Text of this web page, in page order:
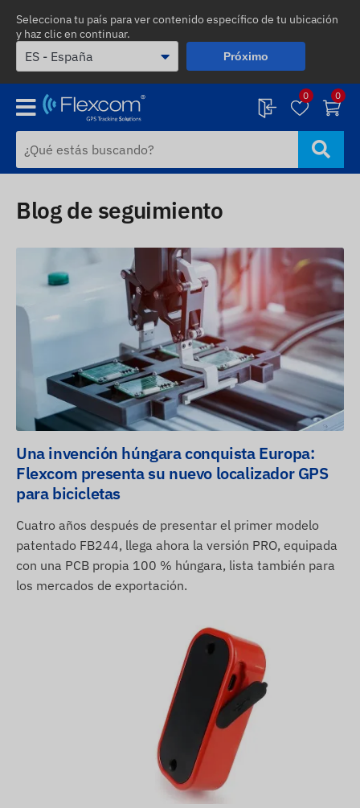
Selecciona tu país para ver contenido específico de tu ubicación
y haz clic en continuar.
Próximo
0 0
Blog de seguimiento
Una invención húngara conquista Europa:
Flexcom presenta su nuevo localizador GPS
para bicicletas
Cuatro años después de presentar el primer modelo
patentado FB244, llega ahora la versión PRO, equipada
con una PCB propia 100 % húngara, lista también para
los mercados de exportación.